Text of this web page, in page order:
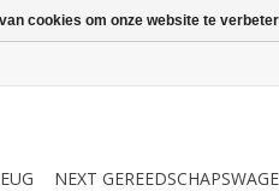
NEXT
cookies om onze website te